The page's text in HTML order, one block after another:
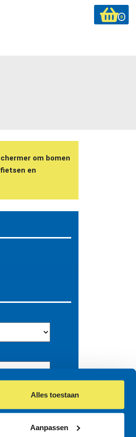
Alles toestaan
Aanpassen
om bomen
en
0